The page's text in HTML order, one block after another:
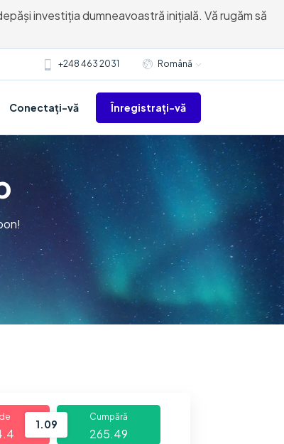
investiția dumneavoastră inițială. Vă rugăm să
+248 463 2031 Română
Conectați-vă Înregistrați-vă
1.09
Cumpără
265.49